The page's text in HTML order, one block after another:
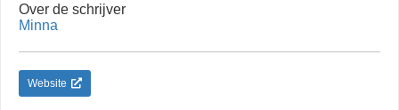
Over de schrijver
Minna
Website